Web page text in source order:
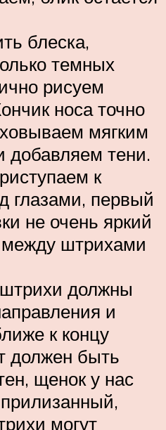
блеска,
темных
рисуем
носа точно
мягким
добавляем тени.
к
глазами, первый
не очень яркий
между штрихами
должны
и
к концу
должен быть
щенок у нас
могут